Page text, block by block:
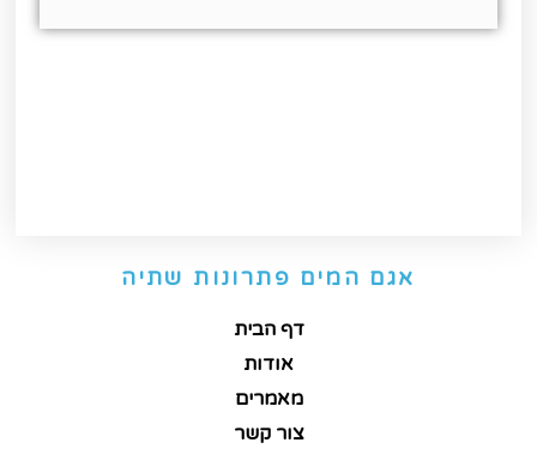
אגם המים פתרונות שתיה
דף הבית
אודות
מאמרים
צור קשר